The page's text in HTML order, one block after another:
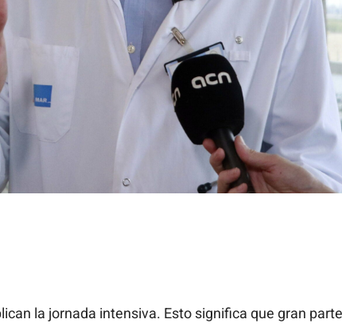
la jornada intensiva. Esto significa que gran